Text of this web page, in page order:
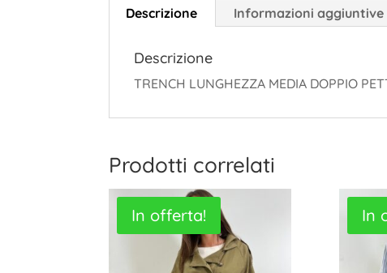
Descrizione Informazioni aggiuntive
Descrizione
TRENCH LUNGHEZZA MEDIA DOPPIO
Prodotti correlati
In offerta! In